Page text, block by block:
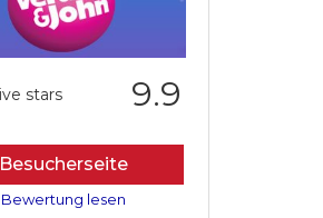
9.9
Besucherseite
Bewertung lesen